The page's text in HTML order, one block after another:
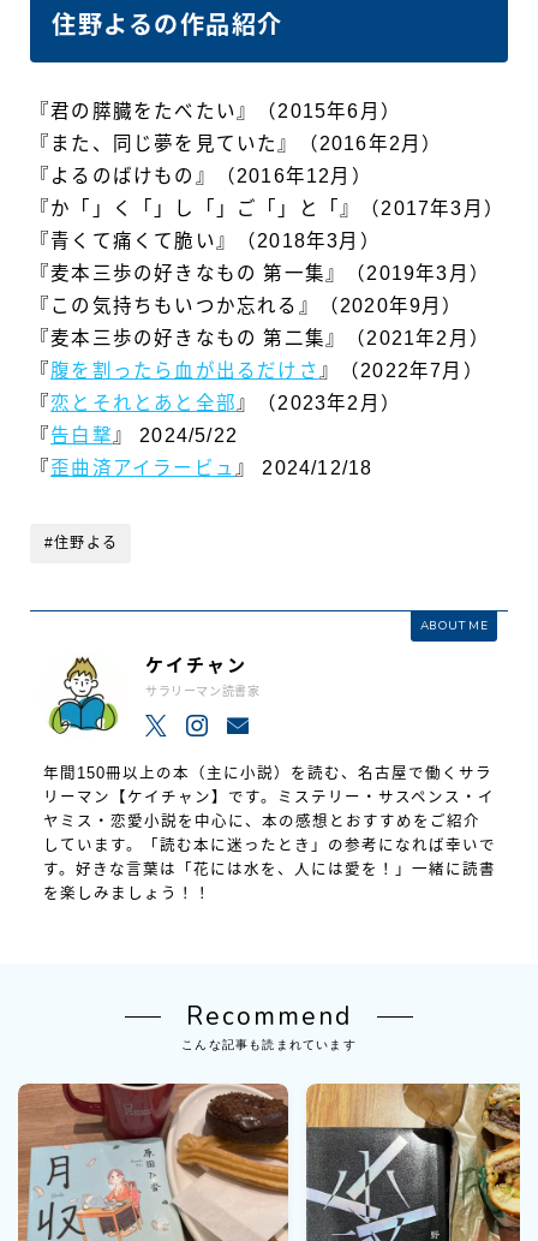
住野よるの作品紹介
『君の膵臓をたべたい』（2015年6月）
『また、同じ夢を見ていた』（2016年2月）
『よるのばけもの』（2016年12月）
『か「」く「」し「」ご「」と「』（2017年3月）
『青くて痛くて脆い』（2018年3月）
『麦本三歩の好きなもの 第一集』（2019年3月）
『この気持ちもいつか忘れる』（2020年9月）
『麦本三歩の好きなもの 第二集』（2021年2月）
『腹を割ったら血が出るだけさ 』（2022年7月）
『恋とそれとあと全部 』（2023年2月）
『告白撃 』 2024/5/22
『歪曲済アイラービュ 』 2024/12/18
#住野よる
ABOUT ME
ケイチャン
サラリーマン読書家
年間150冊以上の本（主に小説）を読む、名古屋で働くサラ
リーマン【ケイチャン】です。ミステリー・サスペンス・イ
ヤミス・恋愛小説を中心に、本の感想とおすすめをご紹介
しています。「読む本に迷ったとき」の参考になれば幸いで
す。好きな言葉は「花には水を、人には愛を！」一緒に読書
を楽しみましょう！！
Recommend
こんな記事も読まれています